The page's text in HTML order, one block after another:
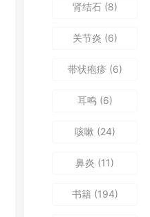
肾结石(8)
关节炎 (6)
带状疱疹 (6)
耳鸣(6)
咳嗽 (24)
鼻炎 (11)
书籍(194)